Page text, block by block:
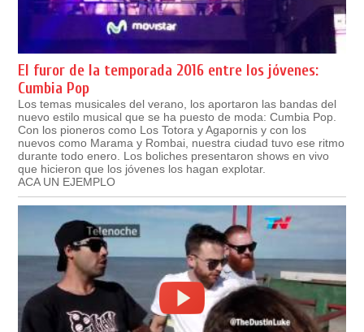
El furor de la temporada 2016 entre los jóvenes:
Cumbia Pop
Los temas musicales del verano, los aportaron las bandas del
nuevo estilo musical que se ha puesto de moda: Cumbia Pop.
Con los pioneros como Los Totora y Agapornis y con los
nuevos como Marama y Rombai, nuestra ciudad tuvo ese ritmo
durante todo enero. Los boliches presentaron shows en vivo
que hicieron que los jóvenes los hagan explotar.
ACA UN EJEMPLO